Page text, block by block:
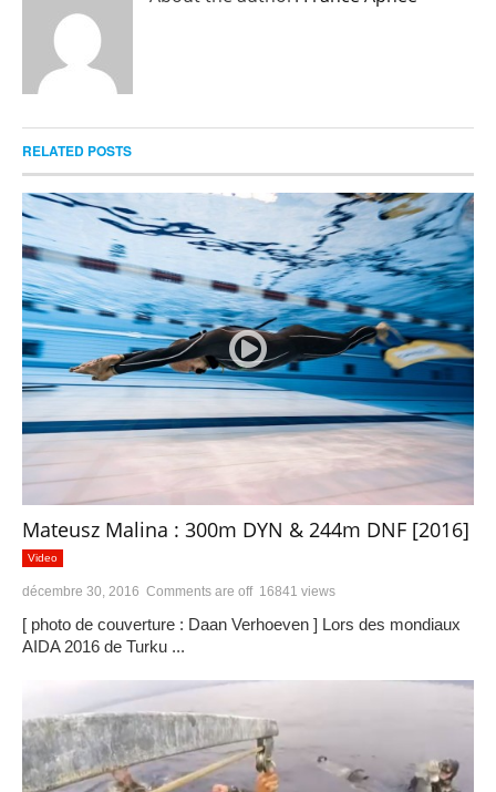
RELATED POSTS
Mateusz Malina : 300m DYN & 244m DNF [2016]
Video
décembre 30, 2016 Comments are off 16841 views
[ photo de couverture : Daan Verhoeven ] Lors des mondiaux
AIDA 2016 de Turku ...